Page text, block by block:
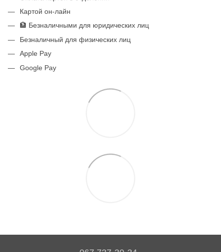
Картой он-лайн
🏦 Безналичными для юридических лиц
Безналичный для физических лиц
Apple Pay
Google Pay